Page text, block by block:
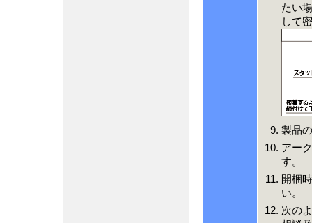
たい
して
製品
アー
す。
開梱
い。
次の